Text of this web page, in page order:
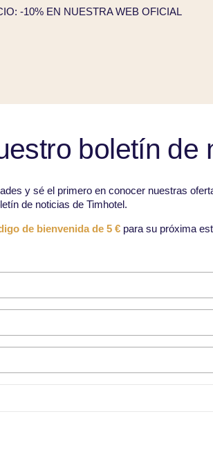
-10% EN NUESTRA WEB OFICIAL
boletín de
y sé el primero en conocer nuestras
de noticias de Timhotel.
de bienvenida de 5 € para su próxima